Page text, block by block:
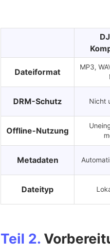
Dateiformat
MP3,
DRM-Schutz Nicht
Offline-Nutzung
Metadaten
Dateityp
Teil 2.